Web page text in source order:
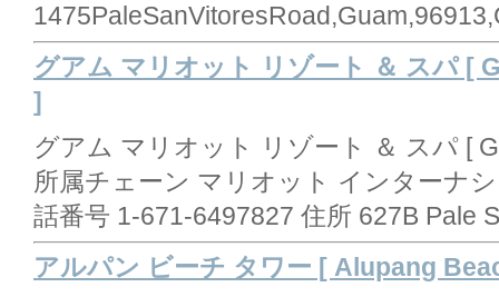
グアム マリオット リゾート ＆ スパ [
]
グアム マリオット リゾート ＆ スパ [
所属チェーン マリオット インターナ
話番号 1-671-6497827 住所 627B Pale
アルパン ビーチ タワー [ Alupang